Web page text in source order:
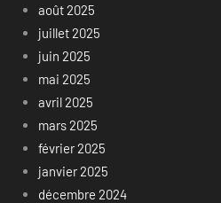
août 2025
juillet 2025
juin 2025
mai 2025
avril 2025
mars 2025
février 2025
janvier 2025
décembre 2024